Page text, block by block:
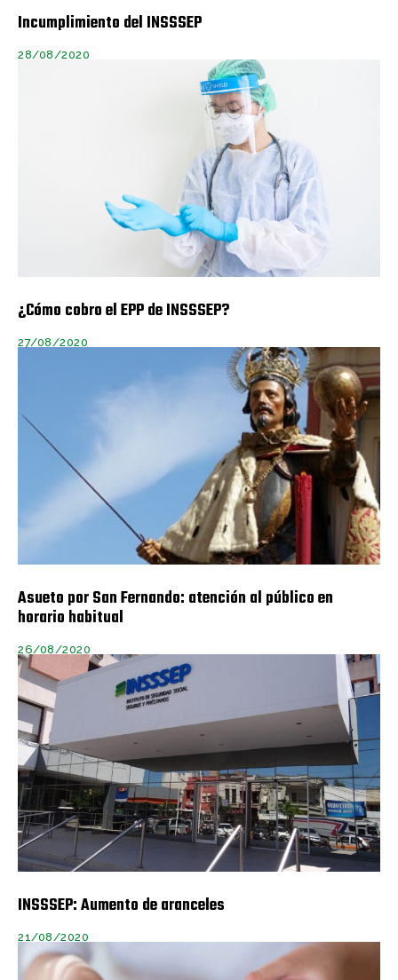
Incumplimiento del INSSSEP
28/08/2020
¿Cómo cobro el EPP de INSSSEP?
27/08/2020
Asueto por San Fernando: atención al público en
horario habitual
26/08/2020
INSSSEP: Aumento de aranceles
21/08/2020